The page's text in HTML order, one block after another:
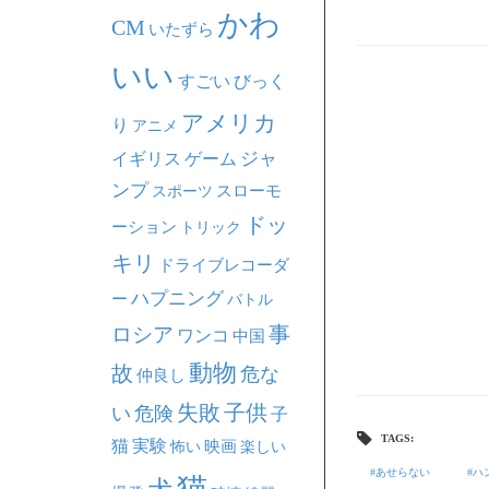
TAGS:
あせらない ハ
CM いたずら かわ
いい すごい びっく
り アニメ アメリカ
イギリス ゲーム ジャ
ンプ スポーツ スローモ
ーション トリック
ドッ
キリ
ドライブレコーダ
ー ハプニング バトル
ロシア ワンコ 中国 事
故 仲良し 動物 危な
い 危険 失敗子供子
猫実験 怖い映画楽しい